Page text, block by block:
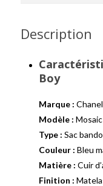
Description
Boy
Marque : Chanel
Modèle :
Type : Sac
Couleur : Bleu
Matière : Cuir
Finition :